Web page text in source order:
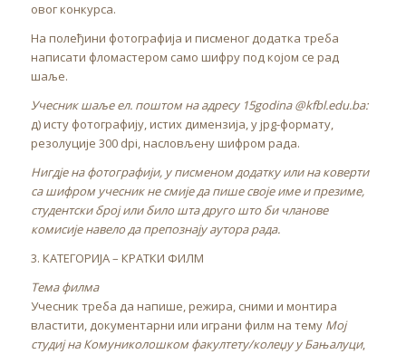
овог конкурса.
На полеђини фотографија и писменог додатка треба
написати фломастером само шифру под којом се рад
шаље.
Учесник шаље ел. поштом на адресу 15godina @kfbl.edu.ba:
д) исту фотографију, истих димензија, у jpg-формату,
резолуције 300 dpi, насловљену шифром рада.
Нигдје на фотографији, у писменом додатку или на коверти
са шифром учесник не смије да пише своје име и презиме,
студентски број или било шта друго што би чланове
комисије навело да препознају аутора рада.
3. КАТЕГОРИЈА – КРАТКИ ФИЛМ
Тема филма
Учесник треба да напише, режира, сними и монтира
властити, документарни или играни филм на тему Мој
студиј на Комуниколошком факултету/колеџу у Бањалуци,